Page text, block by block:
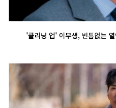
'클리닝 업' 이무생, 빈틈없는